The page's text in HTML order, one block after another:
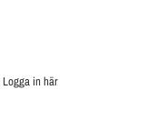
Logga in här